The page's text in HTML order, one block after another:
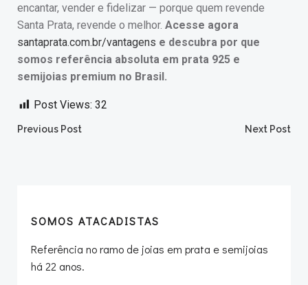
encantar, vender e fidelizar — porque quem revende
Santa Prata, revende o melhor. Acesse agora
santaprata.com.br/vantagens e descubra por que
somos referência absoluta em prata 925 e
semijoias premium no Brasil.
Post Views: 32
Post
Previous Post Next Post
SOMOS ATACADISTAS
Referência no ramo de joias em prata e semijoias
há 22 anos.